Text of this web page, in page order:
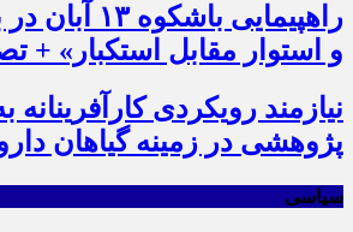
راهپیمایی
و استوار مقابل استکبار» +
نیازمند رویکردی کارآفرینانه
پژوهشی در زمینه گیاهان
سیاسی